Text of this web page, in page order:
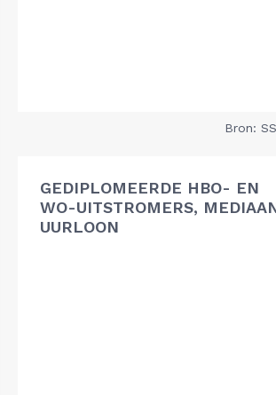
Bron:
GEDIPLOMEERDE HBO- EN
WO-UITSTROMERS,
UURLOON